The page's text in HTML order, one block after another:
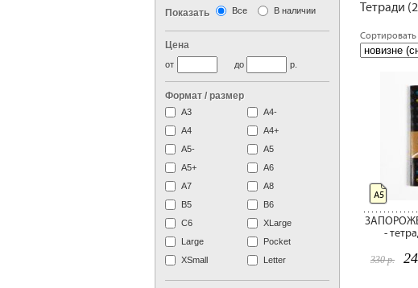
Тетради
Сортировать
-
330 р.
А5
Показать Все В наличии
Цена
до
от р.
Формат / размер
А3
А4-
А4
A4+
А5-
А5
A5+
А6
А7
A8
B5
B6
C6
XLarge
Large
Pocket
XSmall
Letter